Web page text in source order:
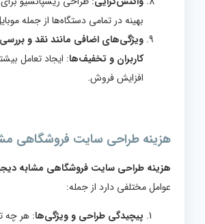
بهینه در تمامی دستگاه‌ها از جمله
ویژگی‌های اضافی مانند نقد و
کاربران و تخفیف‌ها: ایجاد تعامل
افزایش فروش.
هزینه طراحی سایت فروشگاهی
هزینه طراحی سایت فروشگاهی مشابه
عوامل مختلفی دارد از جمله:
پیچیدگی طراحی و ویژگی‌ها: هر چه